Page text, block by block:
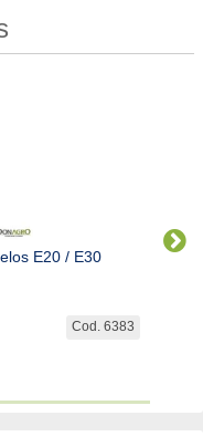
E20 / E30
Cod. 6383